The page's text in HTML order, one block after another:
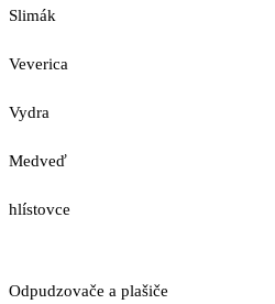
Slimák
Veverica
Vydra
Medveď
hlístovce
Odpudzovače a plašiče